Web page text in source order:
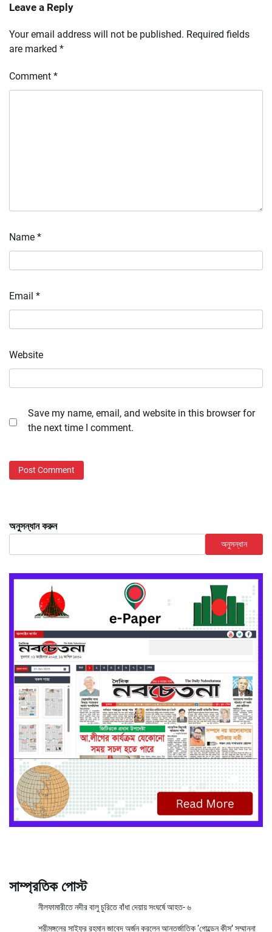
Leave a Reply
Your email address will not be published. Required fields
are marked *
Comment *
Name *
Email *
Website
Save my name, email, and website in this browser for
the next time I comment.
অনুসন্ধান করুন
অনুসন্ধান
সাম্প্রতিক পোস্ট
নীলফামারীতে নদীর বালু চুরিতে বাঁধা দেয়ায় সংঘর্ষে আহত- ৬
শ্রীমঙ্গলের সাইফুর রহমান জাবেদ অর্জন করলেন আন্তর্জাতিক ‘গোল্ডেন কীস’ সম্মাননা